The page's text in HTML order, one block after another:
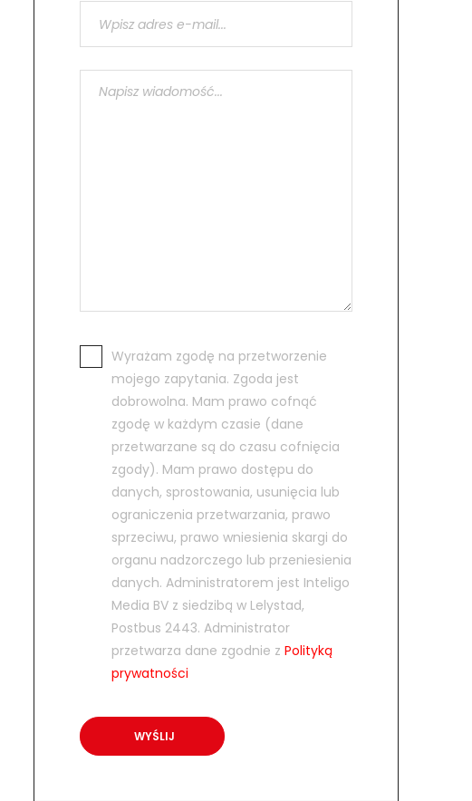
Wyrażam zgodę na przetworzenie
mojego zapytania. Zgoda jest
dobrowolna. Mam prawo cofnąć
zgodę w każdym czasie (dane
przetwarzane są do czasu cofnięcia
zgody). Mam prawo dostępu do
danych, sprostowania, usunięcia lub
ograniczenia przetwarzania, prawo
sprzeciwu, prawo wniesienia skargi do
organu nadzorczego lub przeniesienia
danych. Administratorem jest Inteligo
Media BV z siedzibą w Lelystad,
Postbus 2443. Administrator
przetwarza dane zgodnie z Polityką
prywatności